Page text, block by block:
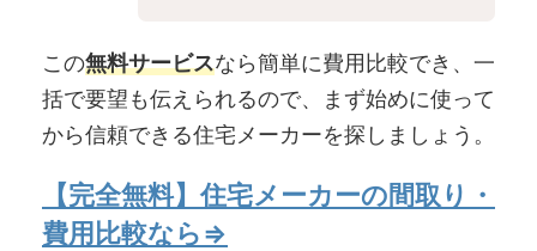
この無料サービスなら簡単に費用比較でき、一
括で要望も伝えられるので、まず始めに使って
から信頼できる住宅メーカーを探しましょう。
【完全無料】住宅メーカーの間取り・
費用比較なら⇒